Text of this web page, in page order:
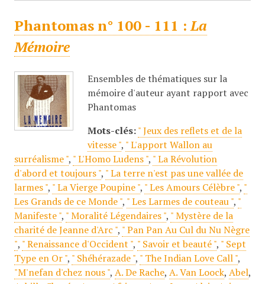
Phantomas n° 100 - 111 :La
Mémoire
Ensembles de thématiques sur la
mémoire d'auteur ayant rapport avec
Phantomas
Mots-clés: " Jeux des reflets et de la
vitesse ", " L'apport Wallon au
surréalisme ", " L'Homo Ludens ", " La Révolution
d'abord et toujours ", " La terre n'est pas une vallée de
larmes ", " La Vierge Poupine ", " Les Amours Célèbre ", "
Les Grands de ce Monde ", " Les Larmes de couteau ", "
Manifeste ", " Moralité Légendaires ", " Mystère de la
charité de Jeanne d'Arc ", " Pan Pan Au Cul du Nu Nègre
", " Renaissance d'Occident ", " Savoir et beauté ", " Sept
Type en Or ", " Shéhérazade ", " The Indian Love Call ",
"M'nefan d'chez nous ", A. De Rache, A. Van Loock, Abel,